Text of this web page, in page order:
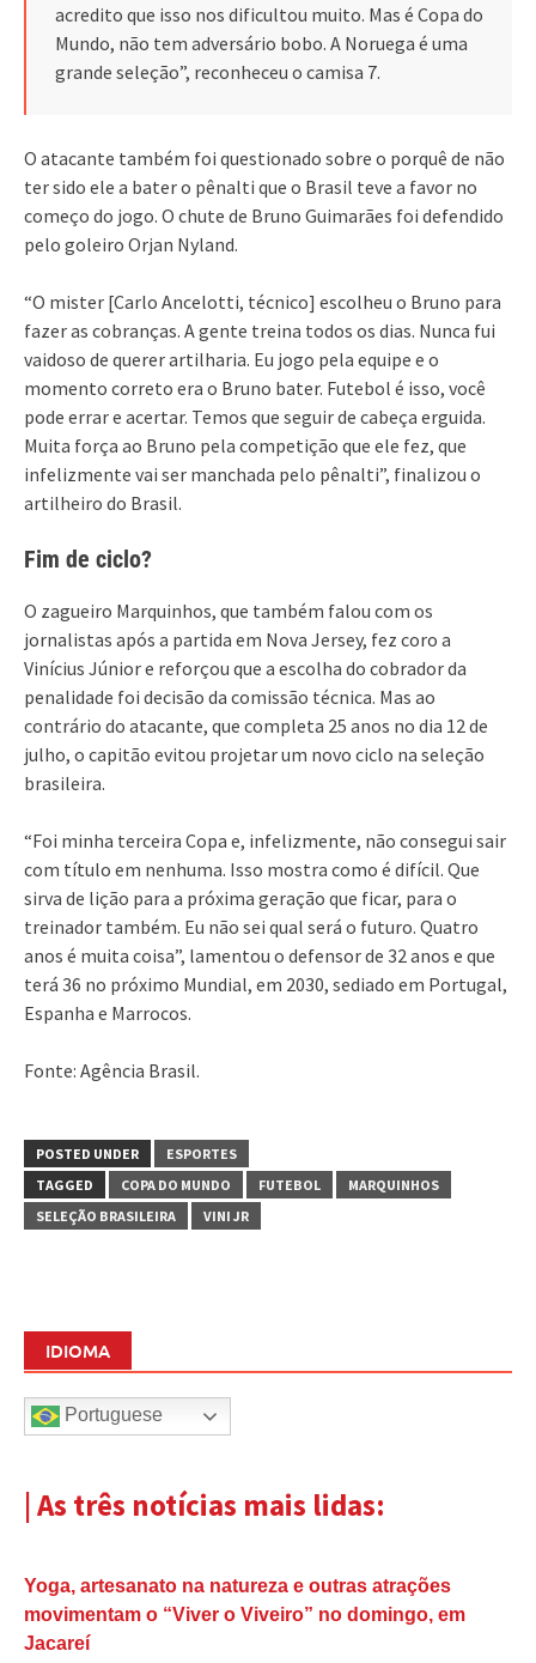
acredito que isso nos dificultou muito. Mas é Copa do
Mundo, não tem adversário bobo. A Noruega é uma
grande seleção”, reconheceu o camisa 7.
O atacante também foi questionado sobre o porquê de não
ter sido ele a bater o pênalti que o Brasil teve a favor no
começo do jogo. O chute de Bruno Guimarães foi defendido
pelo goleiro Orjan Nyland.
“O mister [Carlo Ancelotti, técnico] escolheu o Bruno para
fazer as cobranças. A gente treina todos os dias. Nunca fui
vaidoso de querer artilharia. Eu jogo pela equipe e o
momento correto era o Bruno bater. Futebol é isso, você
pode errar e acertar. Temos que seguir de cabeça erguida.
Muita força ao Bruno pela competição que ele fez, que
infelizmente vai ser manchada pelo pênalti”, finalizou o
artilheiro do Brasil.
Fim de ciclo?
O zagueiro Marquinhos, que também falou com os
jornalistas após a partida em Nova Jersey, fez coro a
Vinícius Júnior e reforçou que a escolha do cobrador da
penalidade foi decisão da comissão técnica. Mas ao
contrário do atacante, que completa 25 anos no dia 12 de
julho, o capitão evitou projetar um novo ciclo na seleção
brasileira.
“Foi minha terceira Copa e, infelizmente, não consegui sair
com título em nenhuma. Isso mostra como é difícil. Que
sirva de lição para a próxima geração que ficar, para o
treinador também. Eu não sei qual será o futuro. Quatro
anos é muita coisa”, lamentou o defensor de 32 anos e que
terá 36 no próximo Mundial, em 2030, sediado em Portugal,
Espanha e Marrocos.
Fonte: Agência Brasil.
POSTED UNDER
ESPORTES
TAGGED
COPA DO MUNDO FUTEBOL
MARQUINHOS
SELEÇÃO BRASILEIRA
VINI JR
IDIOMA
Portuguese
| As três notícias mais lidas:
Yoga, artesanato na natureza e outras atrações
movimentam o “Viver o Viveiro” no domingo, em
Jacareí